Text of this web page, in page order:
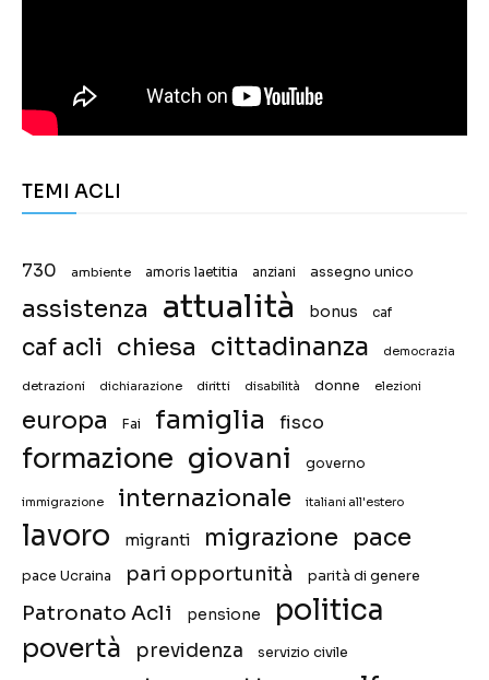
TEMI ACLI
730 ambiente amoris laetitia anziani assegno unico
assistenza attualità bonus caf
caf acli chiesa cittadinanza democrazia
detrazioni dichiarazione diritti disabilità donne elezioni
europa Fai famiglia fisco
formazione giovani governo
immigrazione internazionale italiani all'estero
lavoro migranti migrazione pace
pace Ucraina pari opportunità parità di genere
Patronato Acli pensione politica
povertà previdenza servizio civile